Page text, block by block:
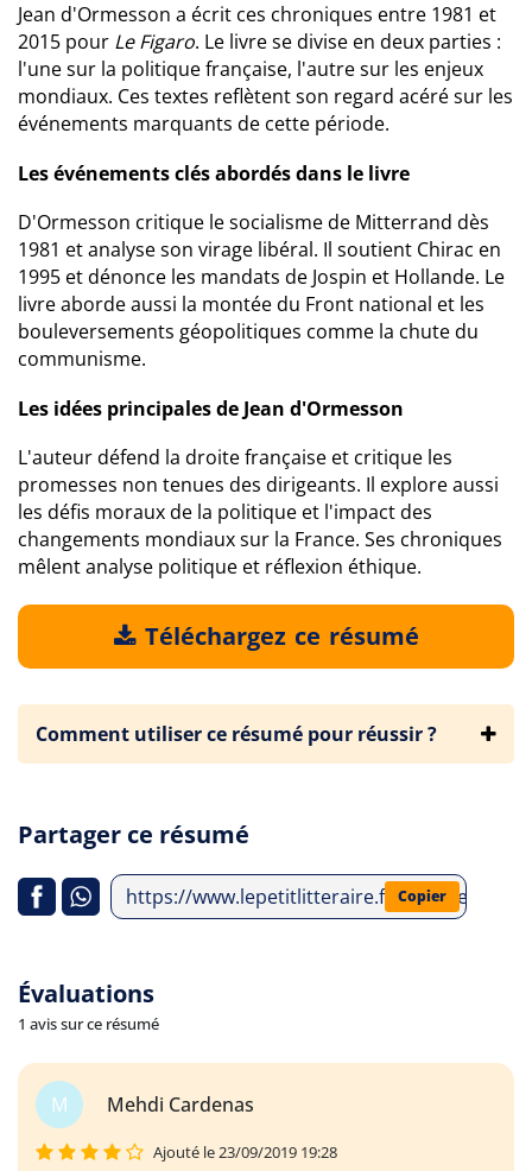
Jean d'Ormesson a écrit ces chroniques entre 1981 et
2015 pour Le Figaro. Le livre se divise en deux parties :
l'une sur la politique française, l'autre sur les enjeux
mondiaux. Ces textes reflètent son regard acéré sur les
événements marquants de cette période.
Les événements clés abordés dans le livre
D'Ormesson critique le socialisme de Mitterrand dès
1981 et analyse son virage libéral. Il soutient Chirac en
1995 et dénonce les mandats de Jospin et Hollande. Le
livre aborde aussi la montée du Front national et les
bouleversements géopolitiques comme la chute du
communisme.
Les idées principales de Jean d'Ormesson
L'auteur défend la droite française et critique les
promesses non tenues des dirigeants. Il explore aussi
les défis moraux de la politique et l'impact des
changements mondiaux sur la France. Ses chroniques
mêlent analyse politique et réflexion éthique.
Téléchargez ce résumé
Comment utiliser ce résumé pour réussir ?
Partager ce résumé
https://www.lepetitlitteraire.fr/analyses-
Copier
Évaluations
1 avis sur ce résumé
M Mehdi Cardenas
Ajouté le 23/09/2019 19:28